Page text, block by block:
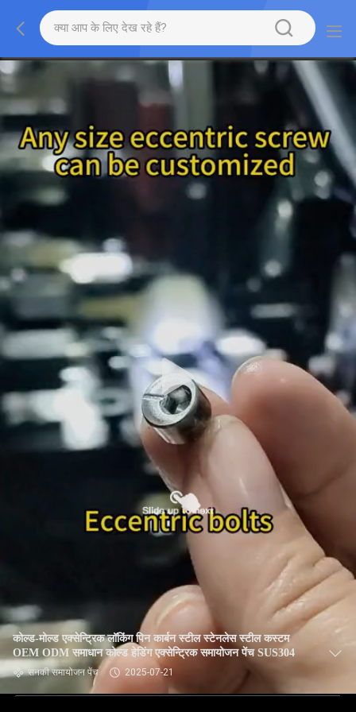
कोल्ड-मोल्ड एक्सेन्ट्रिक लॉकिंग पिन कार्बन स्टील स्टेनलेस स्टील कस्टम
OEM ODM समाधान कोल्ड हेडिंग एक्सेन्ट्रिक समायोजन पेंच SUS304
सनकी समायोजन पेंच 2025-07-21